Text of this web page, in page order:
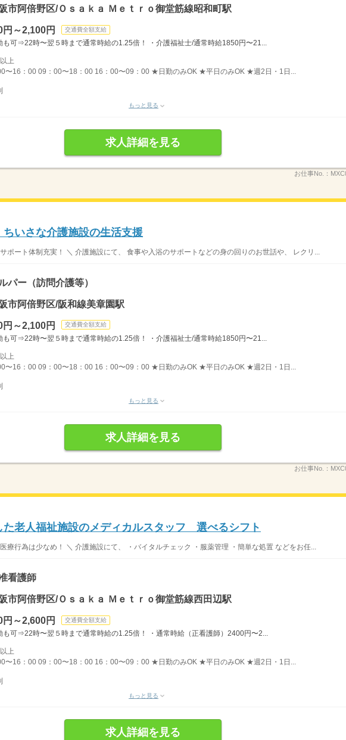
市阿倍野区/Ｏｓａｋａ Ｍｅｔｒｏ御堂筋線昭和町駅
円～2,100円 交通費全額支給
可⇒22時〜翌５時まで通常時給の1.25倍！ ・介護福祉士/通常時給1850円〜21...
以上
〜16：00 09：00〜18：00 16：00〜09：00 ★日勤のみOK ★平日のみOK ★週2日・1日...
もっと見る
求人詳細を見る
お仕事No.：
いさな介護施設の生活支援
ート体制充実！ ＼ 介護施設にて、 食事や入浴のサポートなどの身の回りのお世話や、 レクリ...
パー（訪問介護等）
市阿倍野区/阪和線美章園駅
円～2,100円 交通費全額支給
可⇒22時〜翌５時まで通常時給の1.25倍！ ・介護福祉士/通常時給1850円〜21...
以上
〜16：00 09：00〜18：00 16：00〜09：00 ★日勤のみOK ★平日のみOK ★週2日・1日...
もっと見る
求人詳細を見る
お仕事No.：
た老人福祉施設のメディカルスタッフ 選べるシフト
行為は少なめ！ ＼ 介護施設にて、 ・バイタルチェック ・服薬管理 ・簡単な処置 などをお任...
看護師
市阿倍野区/Ｏｓａｋａ Ｍｅｔｒｏ御堂筋線西田辺駅
円～2,600円 交通費全額支給
可⇒22時〜翌５時まで通常時給の1.25倍！ ・通常時給（正看護師）2400円〜2...
以上
〜16：00 09：00〜18：00 16：00〜09：00 ★日勤のみOK ★平日のみOK ★週2日・1日...
もっと見る
求人詳細を見る